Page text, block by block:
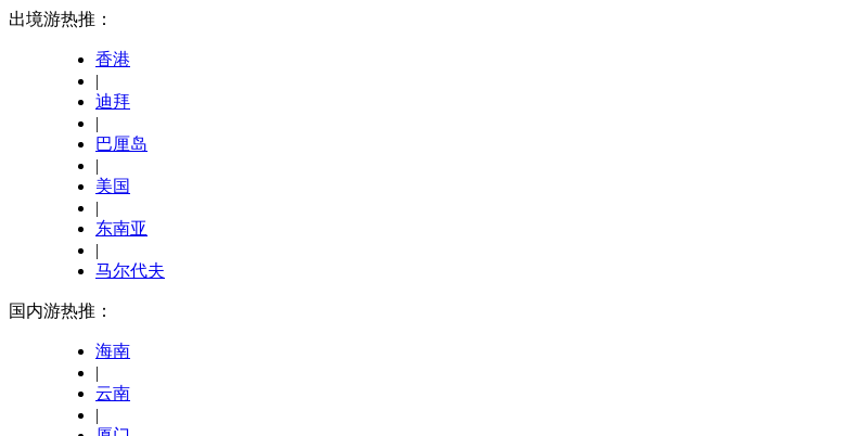
出境游热推：
香港
|
迪拜
|
巴厘岛
|
美国
|
东南亚
|
马尔代夫
国内游热推：
海南
|
云南
|